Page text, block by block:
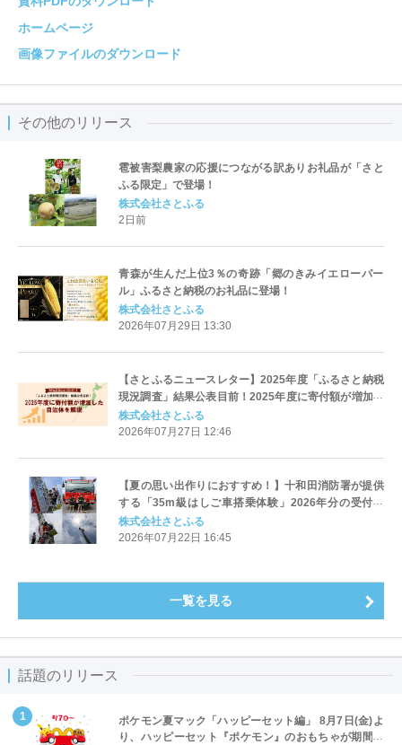
ホームページ
画像ファイルのダウンロード
その他のリリース
雹被害梨農家の応援につながる訳ありお礼品が「さと
ふる限定」で登場！
株式会社さとふる
2日前
青森が生んだ上位3％の奇跡「郷のきみイエローパー
ル」ふるさと納税のお礼品に登場！
株式会社さとふる
2026年07月29日 13:30
【さとふるニュースレター】2025年度「ふるさと納税
現況調査」結果公表目前！2025年度に寄付額が増加し
た自治体を解説
株式会社さとふる
2026年07月27日 12:46
【夏の思い出作りにおすすめ！】十和田消防署が提供
する「35m級はしご車搭乗体験」2026年分の受付を
「さとふる」で開始
株式会社さとふる
2026年07月22日 16:45
一覧を見る
話題のリリース
ポケモン夏マック「ハッピーセット編」 8月7日(金)よ
り、ハッピーセット『ポケモン』のおもちゃが期間限